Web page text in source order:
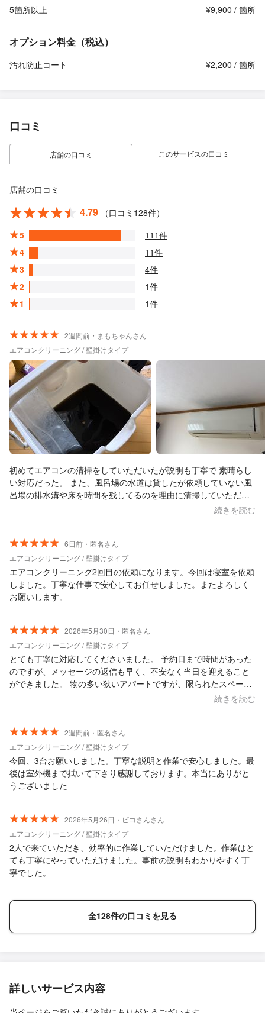
5箇所以上
¥9,900 / 箇所
オプション料金（税込）
汚れ防止コート ¥2,200 / 箇所
口コミ
店舗の口コミ このサービスの口コミ
店舗の口コミ
4.79
（口コミ128件）
5
111件
4
11件
3
4件
2
1件
1
1件
2週間前・まもちゃんさん
エアコンクリーニング / 壁掛けタイプ
初めてエアコンの清掃をしていただいたが説明も丁寧で 素晴らし
い対応だった。 また、風呂場の水道は貸したが依頼していない風
呂場の排水溝や床を時間を残してるのを理由に清掃していただい
てこれ以上いうことない。 本当にありがとうございました。続きを読む
6日前・匿名さん
エアコンクリーニング / 壁掛けタイプ
エアコンクリーニング2回目の依頼になります。今回は寝室を依頼
しました。丁寧な仕事で安心してお任せしました。またよろしく
お願いします。
2026年5月30日・匿名さん
エアコンクリーニング / 壁掛けタイプ
とても丁寧に対応してくださいました。 予約日まで時間があった
のですが、メッセージの返信も早く、不安なく当日を迎えること
ができました。 物の多い狭いアパートですが、限られたスペース
の中で丁寧に作業していただきました。水もタンクに汲んでの作
ようにしたいと思います！そして、また次回も依頼したいです。
続きを読む
2週間前・匿名さん
エアコンクリーニング / 壁掛けタイプ
今回、3台お願いしました。丁寧な説明と作業で安心しました。最
後は室外機まで拭いて下さり感謝しております。本当にありがと
うございました
2026年5月26日・ピコさんさん
エアコンクリーニング / 壁掛けタイプ
2人で来ていただき、効率的に作業していただけました。作業はと
ても丁寧にやっていただけました。事前の説明もわかりやすく丁
寧でした。
全128件の口コミを見る
詳しいサービス内容